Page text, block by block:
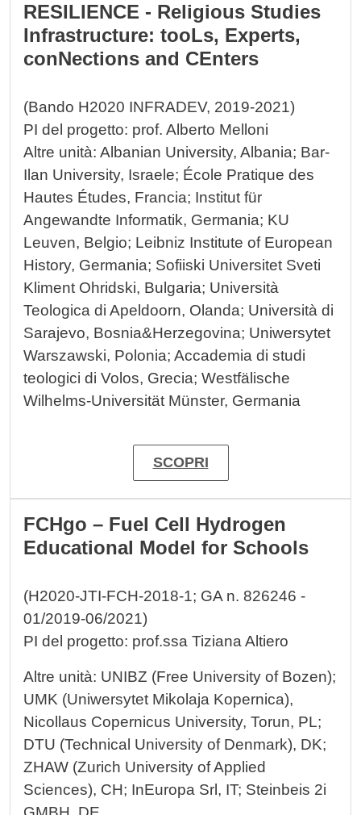
RESILIENCE - Religious Studies
Infrastructure: tooLs, Experts,
conNections and CEnters
(Bando H2020 INFRADEV, 2019-2021)
PI del progetto: prof. Alberto Melloni
Altre unità: Albanian University, Albania; Bar-
Ilan University, Israele; École Pratique des
Hautes Études, Francia; Institut für
Angewandte Informatik, Germania; KU
Leuven, Belgio; Leibniz Institute of European
History, Germania; Sofiiski Universitet Sveti
Kliment Ohridski, Bulgaria; Università
Teologica di Apeldoorn, Olanda; Università di
Sarajevo, Bosnia&Herzegovina; Uniwersytet
Warszawski, Polonia; Accademia di studi
teologici di Volos, Grecia; Westfälische
Wilhelms-Universität Münster, Germania
SCOPRI
FCHgo – Fuel Cell Hydrogen
Educational Model for Schools
(H2020-JTI-FCH-2018-1; GA n. 826246 -
01/2019-06/2021)
PI del progetto: prof.ssa Tiziana Altiero
Altre unità: UNIBZ (Free University of Bozen);
UMK (Uniwersytet Mikolaja Kopernica),
Nicollaus Copernicus University, Torun, PL;
DTU (Technical University of Denmark), DK;
ZHAW (Zurich University of Applied
Sciences), CH; InEuropa Srl, IT; Steinbeis 2i